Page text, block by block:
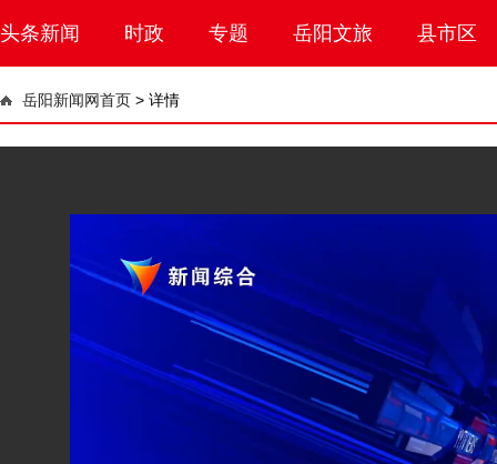
头条新闻 时政 专题 岳阳文旅 县市区
岳阳新闻网首页 > 详情